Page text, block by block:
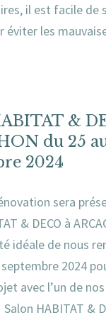
il est facile de
éviter les
&
du 25
2024
sera
& DECO à
idéale de nous
2024
avec l’un de nos
HABITAT &